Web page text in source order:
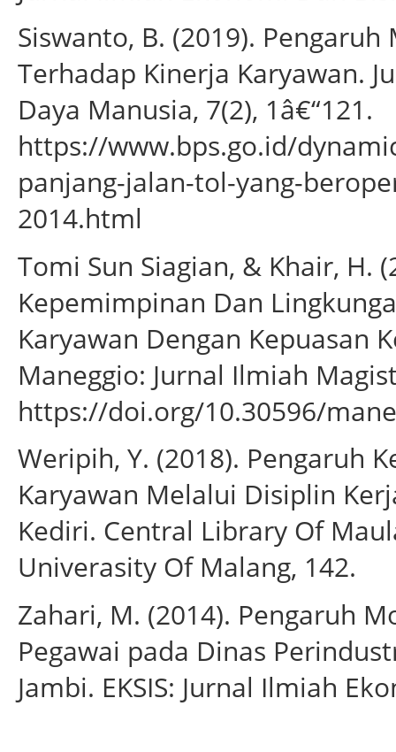
Siswanto, B. (2019).
Terhadap Kinerja Karyawan.
Daya Manusia, 7(2), 1â€“121.
https://www.bps.go.id/
panjang-jalan-tol-yang-
2014.html
Tomi Sun Siagian, & Khair, H.
Kepemimpinan Dan
Karyawan Dengan Kepuasan
Maneggio: Jurnal Ilmiah
https://doi.org/10.30596/
Weripih, Y. (2018). Pengaruh
Karyawan Melalui Disiplin
Kediri. Central Library Of
Univerasity Of Malang, 142.
Zahari, M. (2014). Pengaruh
Pegawai pada Dinas
Jambi. EKSIS: Jurnal Ilmiah